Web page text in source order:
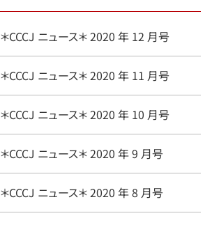
＊CCCJ ニュース＊ 2020 年 12 月号
＊CCCJ ニュース＊ 2020 年 11 月号
＊CCCJ ニュース＊ 2020 年 10 月号
＊CCCJ ニュース＊ 2020 年 9 月号
＊CCCJ ニュース＊ 2020 年 8 月号